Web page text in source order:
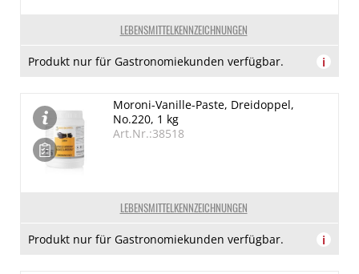
LEBENSMITTELKENNZEICHNUNGEN
Produkt nur für Gastronomiekunden verfügbar. i
LEBENSMITTELKENNZEICHNUNGEN
Moroni-Vanille-Paste, Dreidoppel,
No.220, 1 kg
Art.Nr.:38518
Produkt nur für Gastronomiekunden verfügbar. i